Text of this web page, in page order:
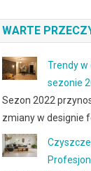
WARTE
Trendy w
sezonie
Sezon 2022
zmiany w designie